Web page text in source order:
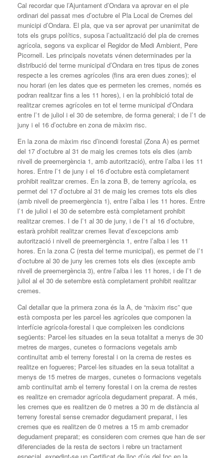
Cal recordar que l’Ajuntament d’Ondara va aprovar en el ple
ordinari del passat mes d’octubre el Pla Local de Cremes del
municipi d’Ondara. El pla, que va ser aprovat per unanimitat de
tots els grups polítics, suposa l’actualització del pla de cremes
agrícola, segons va explicar el Regidor de Medi Ambient, Pere
Picornell. Les principals novetats vénen determinades per la
distribució del terme municipal d’Ondara en tres tipus de zones
respecte a les cremes agrícoles (fins ara eren dues zones); el
nou horari (en les dates que es permeten les cremes, només es
podran realitzar fins a les 11 hores), i en la prohibició total de
realitzar cremes agrícoles en tot el terme municipal d’Ondara
entre l’1 de juliol i el 30 de setembre, de forma general; i de l’1 de
juny i el 16 d’octubre en zona de màxim risc.
En la zona de màxim risc d’incendi forestal (Zona A) es permet
del 17 d’octubre al 31 de maig les cremes tots els dies (amb
nivell de preemergència 1, amb autorització), entre l’alba i les 11
hores. Entre l’1 de juny i el 16 d’octubre està completament
prohibit realitzar cremes. En la zona B, de terreny agrícola, es
permet del 17 d’octubre al 31 de maig les cremes tots els dies
(amb nivell de preemergència 1), entre l’alba i les 11 hores. Entre
l’1 de juliol i el 30 de setembre està completament prohibit
realitzar cremes. I de l’1 al 30 de juny, i de l’1 al 16 d’octubre,
estarà prohibit realitzar cremes llevat d’excepcions amb
autorització i nivell de preemergència 1, entre l’alba i les 11
hores. En la zona C (resta del terme municipal), es permet de l’1
d’octubre al 30 de juny les cremes tots els dies (excepte amb
nivell de preemergència 3), entre l’alba i les 11 hores, i de l’1 de
juliol al el 30 de setembre està completament prohibit realitzar
cremes.
Cal detallar que la primera zona és la A, de “màxim risc” que
està composta per les parcel·les agrícoles que componen la
interfície agrícola-forestal i que compleixen les condicions
següents: Parcel·les situades en la seua totalitat a menys de 30
metres de marges, cunetes o formacions vegetals amb
continuïtat amb el terreny forestal i on la crema de restes es
realitze en fogueres; Parcel·les situades en la seua totalitat a
menys de 15 metres de marges, cunetes o formacions vegetals
amb continuïtat amb el terreny forestal i on la crema de restes
es realitze en cremador agrícola degudament preparat. A més,
les cremes que es realitzen de 0 metres a 30 m de distància al
terreny forestal sense cremador degudament preparat, i les
cremes que es realitzen de 0 metres a 15 m amb cremador
degudament preparat; es consideren com cremes que han de ser
diferenciades de la resta de sectors i rebre un tractament